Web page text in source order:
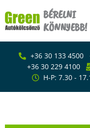
to
BÉRELNI
KÖNNYEBB!
+36 30 133 4500
+36 30 229 4100
H-P: 7.30 -